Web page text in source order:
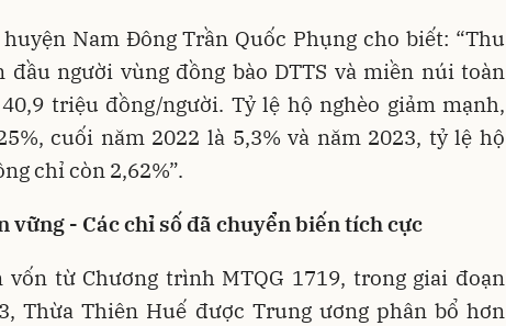
Nam Đông Trần Quốc Phụng cho biết: “Thu
đầu người vùng đồng bào DTTS và miền núi toàn
triệu đồng/người. Tỷ lệ hộ nghèo giảm mạnh,
cuối năm 2022 là 5,3% và năm 2023, tỷ lệ hộ
chỉ còn 2,62%”.
vững - Các chỉ số đã chuyển biến tích cực
vốn từ Chương trình MTQG 1719, trong giai đoạn
Thừa Thiên Huế được Trung ương phân bổ hơn